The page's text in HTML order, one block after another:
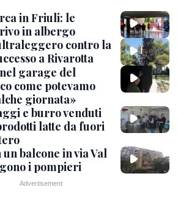
in Friuli: le
in albergo
contro la
a Rivarotta
garage del
come potevamo
giornata»
e burro venduti
latte da fuori
balcone in via Val
i pompieri